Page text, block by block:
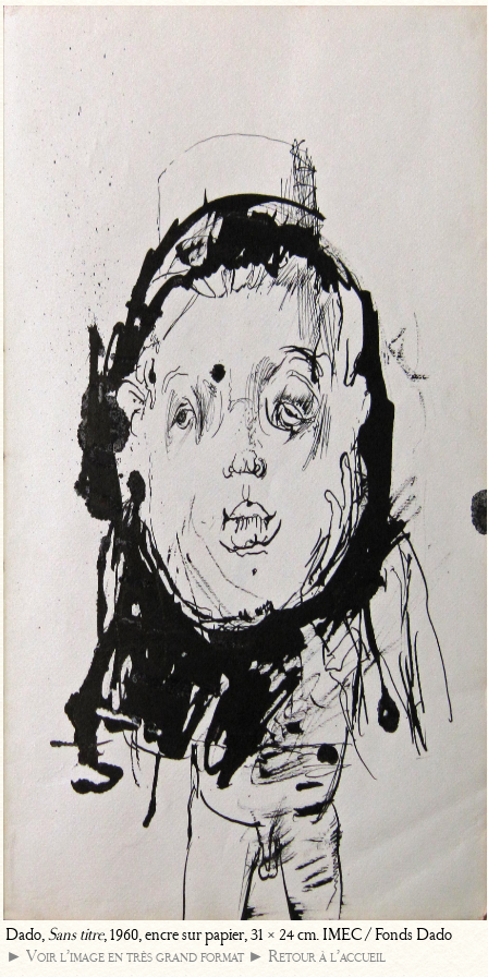
Dado,Sans titre, 1960, encre sur papier, 31 × 24 cm. IMEC / Fonds Dado
► Voir l’image en très grand format ► Retour à l’accueil